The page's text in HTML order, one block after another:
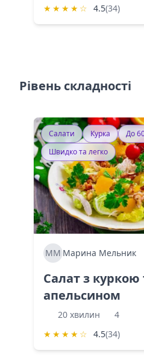
★ ★ ★ ★ ☆ 4.5(34)
Рівень складності
Салати Курка
До
Швидко та легко
ММ Марина Мельник
Салат з куркою
апельсином
20 хвилин
4
★ ★ ★ ★ ☆ 4.5(34)